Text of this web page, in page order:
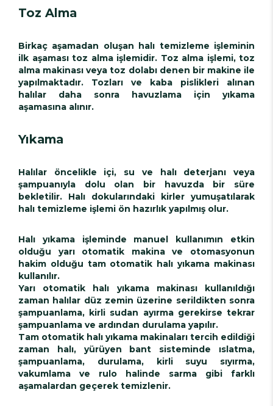
Toz Alma
Birkaç aşamadan oluşan halı temizleme işleminin
ilk aşaması toz alma işlemidir. Toz alma işlemi, toz
alma makinası veya toz dolabı denen bir makine ile
yapılmaktadır. Tozları ve kaba pislikleri alınan
halılar daha sonra havuzlama için yıkama
aşamasına alınır.
Yıkama
Halılar öncelikle içi, su ve halı deterjanı veya
şampuanıyla dolu olan bir havuzda bir süre
bekletilir. Halı dokularındaki kirler yumuşatılarak
halı temizleme işlemi ön hazırlık yapılmış olur.
Halı yıkama işleminde manuel kullanımın etkin
olduğu yarı otomatik makina ve otomasyonun
hakim olduğu tam otomatik halı yıkama makinası
kullanılır.
Yarı otomatik halı yıkama makinası kullanıldığı
zaman halılar düz zemin üzerine serildikten sonra
şampuanlama, kirli sudan ayırma gerekirse tekrar
şampuanlama ve ardından durulama yapılır.
Tam otomatik halı yıkama makinaları tercih edildiği
zaman halı, yürüyen bant sisteminde ıslatma,
şampuanlama, durulama, kirli suyu sıyırma,
vakumlama ve rulo halinde sarma gibi farklı
aşamalardan geçerek temizlenir.